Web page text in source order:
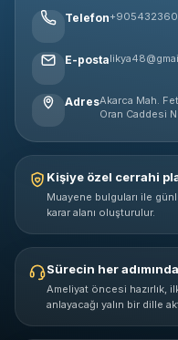
Telefon
E-posta
AdresAkarca Mah.
Oran Caddesi
Kişiye özel cerrahi
Muayene bulguları ile
karar alanı oluşturulur.
Sürecin her
Ameliyat öncesi hazırlık,
anlayacağı yalın bir dille